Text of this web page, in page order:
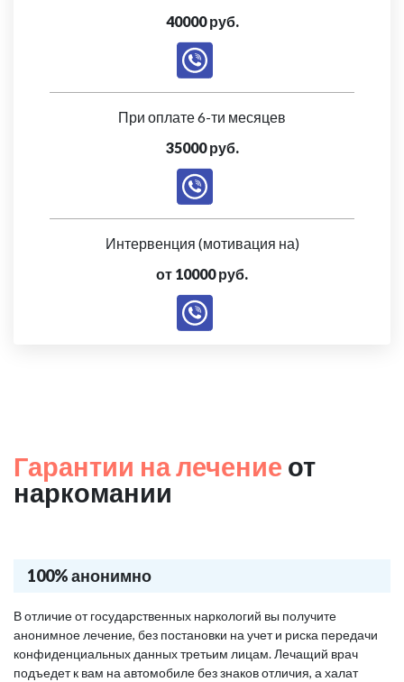
40000 руб.
При оплате 6-ти месяцев
35000 руб.
Интервенция (мотивация на)
от 10000 руб.
Гарантии на лечение от
наркомании
100% анонимно
В отличие от государственных наркологий вы получите
анонимное лечение, без постановки на учет и риска передачи
конфиденциальных данных третьим лицам. Лечащий врач
подъедет к вам на автомобиле без знаков отличия, а халат